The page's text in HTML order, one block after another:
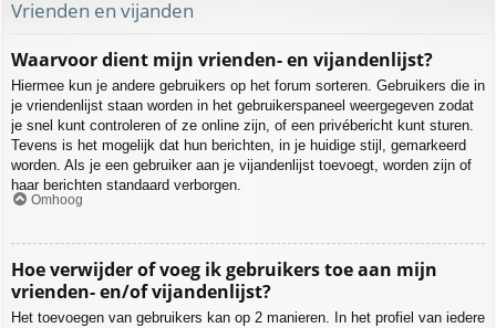
Vrienden en vijanden
Waarvoor dient mijn vrienden- en vijandenlijst?
Hiermee kun je andere gebruikers op het forum sorteren. Gebruikers die in
je vriendenlijst staan worden in het gebruikerspaneel weergegeven zodat
je snel kunt controleren of ze online zijn, of een privébericht kunt sturen.
Tevens is het mogelijk dat hun berichten, in je huidige stijl, gemarkeerd
worden. Als je een gebruiker aan je vijandenlijst toevoegt, worden zijn of
haar berichten standaard verborgen.
Omhoog
Hoe verwijder of voeg ik gebruikers toe aan mijn
vrienden- en/of vijandenlijst?
Het toevoegen van gebruikers kan op 2 manieren. In het profiel van iedere